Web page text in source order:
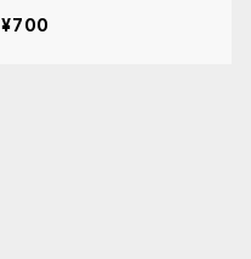
¥700